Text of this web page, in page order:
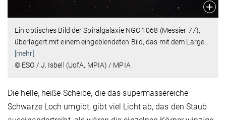
Ein optisches Bild der Spiralgalaxie NGC 1068 (Messier 77),
überlagert mit einem eingeblendeten Bild, das mit dem Large…
[mehr]
© ESO / J. Isbell (UofA, MPIA) / MPIA
Die helle, heiße Scheibe, die das supermassereiche
Schwarze Loch umgibt, gibt viel Licht ab, das den Staub